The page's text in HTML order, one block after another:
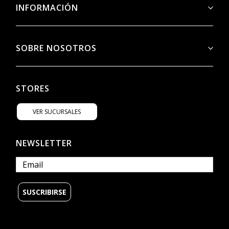
INFORMACIÓN
SOBRE NOSOTROS
STORES
VER SUCURSALES
NEWSLETTER